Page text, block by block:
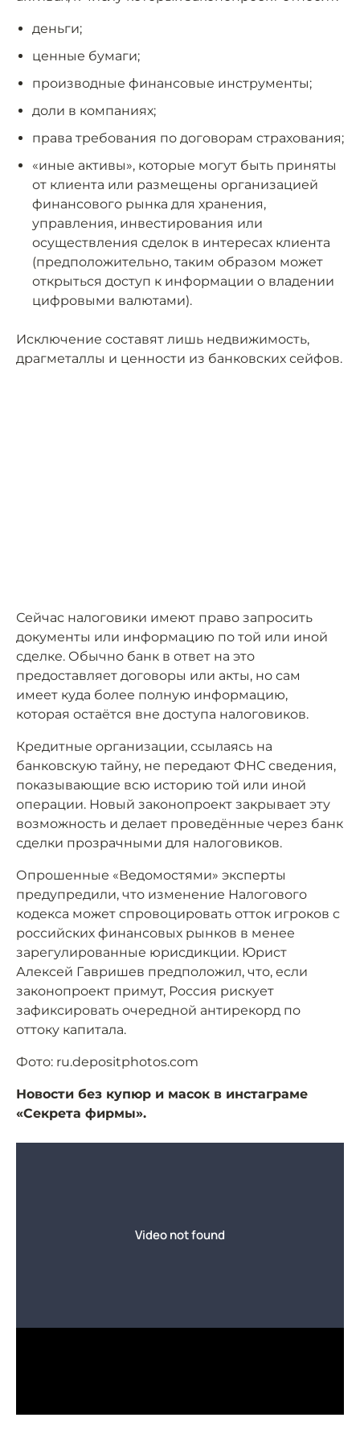
деньги;
ценные бумаги;
производные финансовые инструменты;
доли в компаниях;
права требования по договорам страхования;
«иные активы», которые могут быть приняты
от клиента или размещены организацией
финансового рынка для хранения,
управления, инвестирования или
осуществления сделок в интересах клиента
(предположительно, таким образом может
открыться доступ к информации о владении
цифровыми валютами).
Исключение составят лишь недвижимость,
драгметаллы и ценности из банковских сейфов.
Сейчас налоговики имеют право запросить
документы или информацию по той или иной
сделке. Обычно банк в ответ на это
предоставляет договоры или акты, но сам
имеет куда более полную информацию,
которая остаётся вне доступа налоговиков.
Кредитные организации, ссылаясь на
банковскую тайну, не передают ФНС сведения,
показывающие всю историю той или иной
операции. Новый законопроект закрывает эту
возможность и делает проведённые через банк
сделки прозрачными для налоговиков.
Опрошенные «Ведомостями» эксперты
предупредили, что изменение Налогового
кодекса может спровоцировать отток игроков с
российских финансовых рынков в менее
зарегулированные юрисдикции. Юрист
Алексей Гавришев предположил, что, если
законопроект примут, Россия рискует
зафиксировать очередной антирекорд по
оттоку капитала.
Фото: ru.depositphotos.com
Новости без купюр и масок в инстаграме
«Секрета фирмы».